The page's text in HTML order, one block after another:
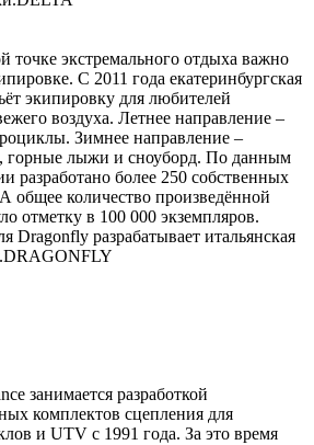
точке экстремального отдыха важно
С 2011 года екатеринбургская
экипировку для любителей
воздуха. Летнее направление –
Зимнее направление –
горные лыжи и сноуборд. По данным
разработано более 250 собственных
общее количество произведённой
отметку в 100 000 экземпляров.
Dragonfly разрабатывает итальянская
занимается разработкой
комплектов сцепления для
и UTV с 1991 года. За это время